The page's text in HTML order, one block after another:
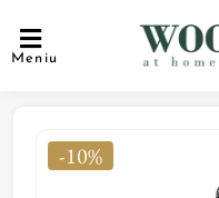
Meniu
-10%